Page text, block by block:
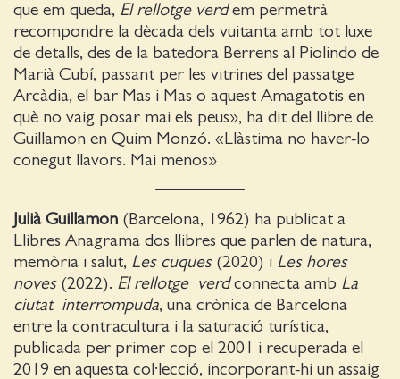
que em queda, El rellotge verdem permetrà
recompondre la dècada dels vuitanta amb tot luxe
de detalls, des de la batedora Berrens al Piolindo de
Marià Cubí, passant per les vitrines del passatge
Arcàdia, el bar Mas i Mas o aquest Amagatotis en
què no vaig posar mai els peus», ha dit del llibre de
Guillamon en Quim Monzó. «Llàstima no haver-lo
conegut llavors. Mai menos»
Julià Guillamon (Barcelona, 1962) ha publicat a
Llibres Anagrama dos llibres que parlen de natura,
memòria i salut, Les cuques(2020) i Les hores
noves(2022). El rellotge verdconnecta amb La
ciutat interrompuda, una crònica de Barcelona
entre la contracultura i la saturació turística,
publicada per primer cop el 2001 i recuperada el
2019 en aquesta col·lecció, incorporant-hi un assaig